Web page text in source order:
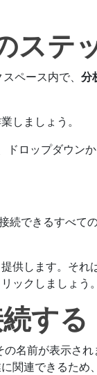
ステ
ペース内で、分
しましょう。
ドロップダウン
続できるすべて
供します。それ
ックしましょう。
する
名前が表示され
関連できるため